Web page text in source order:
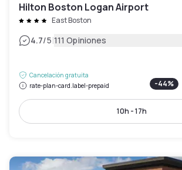
Hilton Boston Logan Airport
East Boston
4.7/5|111 Opiniones
Cancelación gratuita
rate-plan-card.label-prepaid
-44%
10h - 17h